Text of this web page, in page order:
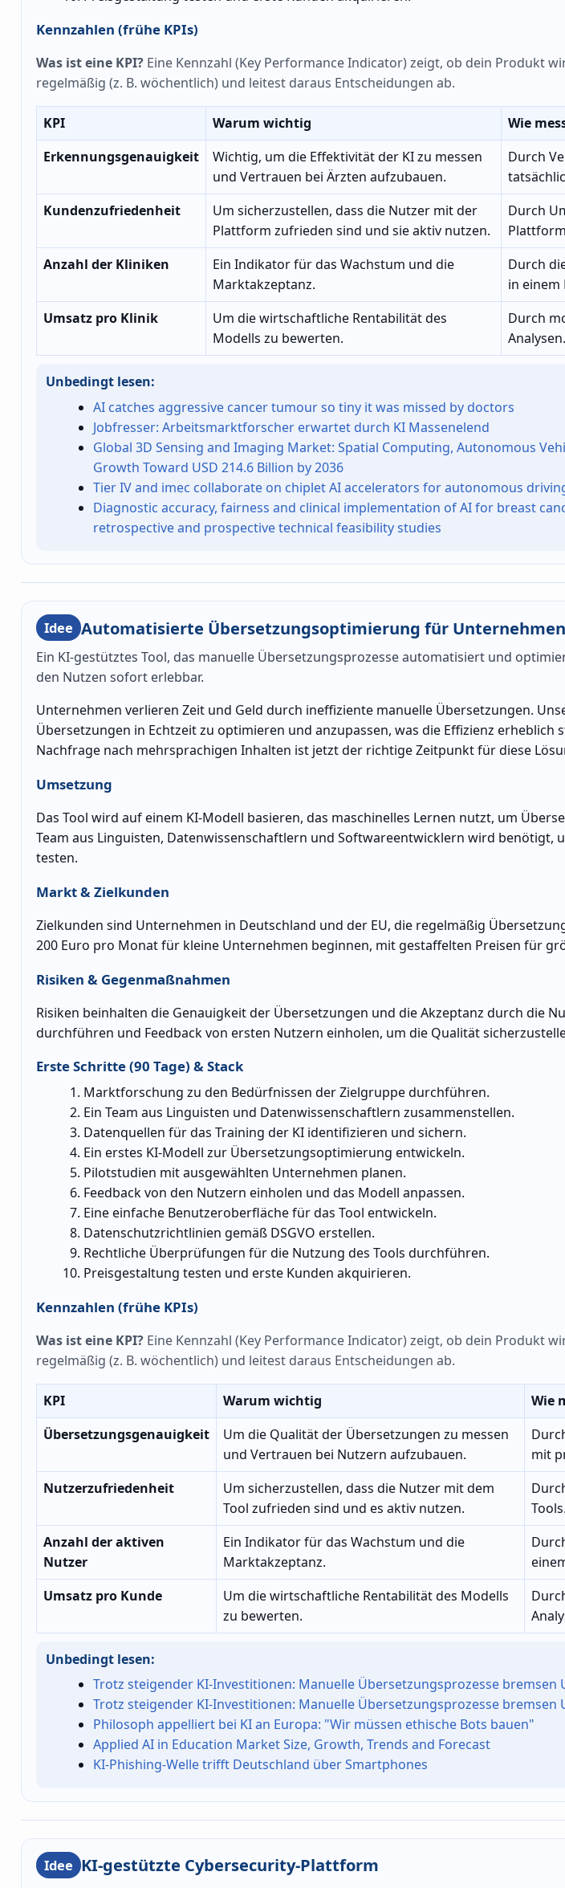
Kennzahlen (frühe KPIs)
Was ist eine KPI? Eine Kennzahl (Key Performance Indicator) zeigt, ob dein Produkt
regelmäßig (z. B. wöchentlich) und leitest daraus Entscheidungen ab.
KPI Warum wichtig
Wie
Erkennungsgenauigkeit
Wichtig, um die Effektivität der KI zu messen
und Vertrauen bei Ärzten aufzubauen.
Durch
Kundenzufriedenheit
Um sicherzustellen, dass die Nutzer mit der
Plattform zufrieden sind und sie aktiv nutzen.
Durch
Anzahl der Kliniken
Ein Indikator für das Wachstum und die
Marktakzeptanz.
Durch
in einem
Umsatz pro Klinik
Um die wirtschaftliche Rentabilität des
Modells zu bewerten.
Durch
Analysen.
Unbedingt lesen:
AI catches aggressive cancer tumour so tiny it was missed by doctors
Jobfresser: Arbeitsmarktforscher erwartet durch KI Massenelend
Global 3D Sensing and Imaging Market: Spatial Computing, Autonomous
Growth Toward USD 214.6 Billion by 2036
Tier IV and imec collaborate on chiplet AI accelerators for autonomous
Diagnostic accuracy, fairness and clinical implementation of AI for breast
retrospective and prospective technical feasibility studies
Idee Automatisierte Übersetzungsoptimierung für Unternehmen
Ein KI-gestütztes Tool, das manuelle Übersetzungsprozesse automatisiert und
den Nutzen sofort erlebbar.
Unternehmen verlieren Zeit und Geld durch ineffiziente manuelle Übersetzungen.
Übersetzungen in Echtzeit zu optimieren und anzupassen, was die Effizienz erheblich
Nachfrage nach mehrsprachigen Inhalten ist jetzt der richtige Zeitpunkt für diese
Umsetzung
Das Tool wird auf einem KI-Modell basieren, das maschinelles Lernen nutzt, um
Team aus Linguisten, Datenwissenschaftlern und Softwareentwicklern wird benötigt,
testen.
Markt & Zielkunden
Zielkunden sind Unternehmen in Deutschland und der EU, die regelmäßig
200 Euro pro Monat für kleine Unternehmen beginnen, mit gestaffelten Preisen für
Risiken & Gegenmaßnahmen
Risiken beinhalten die Genauigkeit der Übersetzungen und die Akzeptanz durch die
durchführen und Feedback von ersten Nutzern einholen, um die Qualität
Erste Schritte (90 Tage) & Stack
Marktforschung zu den Bedürfnissen der Zielgruppe durchführen.
Ein Team aus Linguisten und Datenwissenschaftlern zusammenstellen.
Datenquellen für das Training der KI identifizieren und sichern.
Ein erstes KI-Modell zur Übersetzungsoptimierung entwickeln.
Pilotstudien mit ausgewählten Unternehmen planen.
Feedback von den Nutzern einholen und das Modell anpassen.
Eine einfache Benutzeroberfläche für das Tool entwickeln.
Datenschutzrichtlinien gemäß DSGVO erstellen.
Rechtliche Überprüfungen für die Nutzung des Tools durchführen.
Preisgestaltung testen und erste Kunden akquirieren.
Kennzahlen (frühe KPIs)
Was ist eine KPI? Eine Kennzahl (Key Performance Indicator) zeigt, ob dein Produkt
regelmäßig (z. B. wöchentlich) und leitest daraus Entscheidungen ab.
KPI Warum wichtig
Wie
Übersetzungsgenauigkeit
Um die Qualität der Übersetzungen zu messen
und Vertrauen bei Nutzern aufzubauen.
mit
Nutzerzufriedenheit
Um sicherzustellen, dass die Nutzer mit dem
Tool zufrieden sind und es aktiv nutzen.
Tools.
Anzahl der aktiven
Nutzer
Ein Indikator für das Wachstum und die
Marktakzeptanz.
Umsatz pro Kunde
Um die wirtschaftliche Rentabilität des Modells
zu bewerten.
Unbedingt lesen:
Trotz steigender KI-Investitionen: Manuelle Übersetzungsprozesse bremsen
Trotz steigender KI-Investitionen: Manuelle Übersetzungsprozesse bremsen
Philosoph appelliert bei KI an Europa: "Wir müssen ethische Bots bauen"
Applied AI in Education Market Size, Growth, Trends and Forecast
KI-Phishing-Welle trifft Deutschland über Smartphones
Idee KI-gestützte Cybersecurity-Plattform